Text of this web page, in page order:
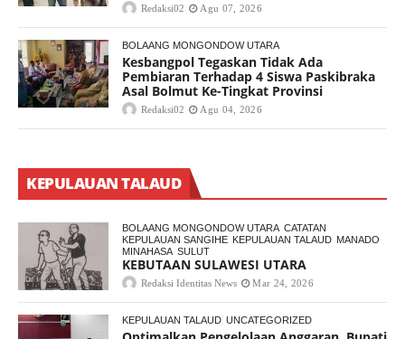
Redaksi02 Agu 07, 2026
BOLAANG MONGONDOW UTARA
Kesbangpol Tegaskan Tidak Ada
Pembiaran Terhadap 4 Siswa Paskibraka
Asal Bolmut Ke-Tingkat Provinsi
Redaksi02 Agu 04, 2026
KEPULAUAN TALAUD
BOLAANG MONGONDOW UTARA CATATAN
KEPULAUAN SANGIHE KEPULAUAN TALAUD MANADO
MINAHASA SULUT
KEBUTAAN SULAWESI UTARA
Redaksi Identitas News Mar 24, 2026
KEPULAUAN TALAUD UNCATEGORIZED